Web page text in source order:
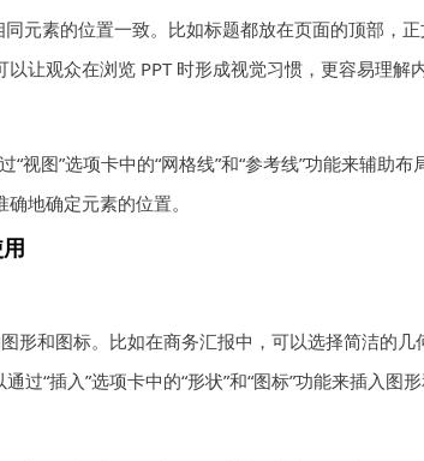
元素的位置一致。比如标题都放在页面的顶部，
让观众在浏览 PPT 时形成视觉习惯，更容易理解内
视图”选项卡中的“网格线”和“参考线”功能来辅助
地确定元素的位置。
形和图标。比如在商务汇报中，可以选择简洁的几
过“插入”选项卡中的“形状”和“图标”功能来插入图形